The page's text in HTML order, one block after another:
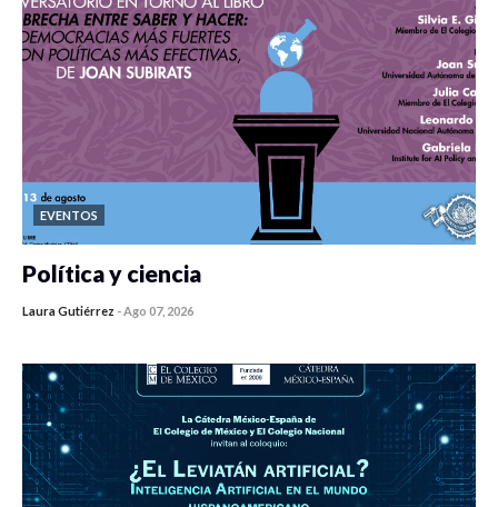
EVENTOS
Política y ciencia
Laura Gutiérrez -Ago 07, 2026